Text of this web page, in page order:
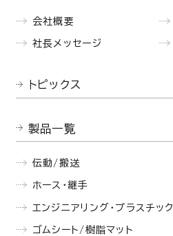
会社概要
社長メッセージ
トピックス
製品一覧
伝動/搬送
ホース・継手
エンジニアリング・プラスチック
ゴムシート/樹脂マット